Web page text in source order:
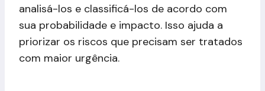
analisá-los e classificá-los de acordo com
sua probabilidade e impacto. Isso ajuda a
priorizar os riscos que precisam ser tratados
com maior urgência.